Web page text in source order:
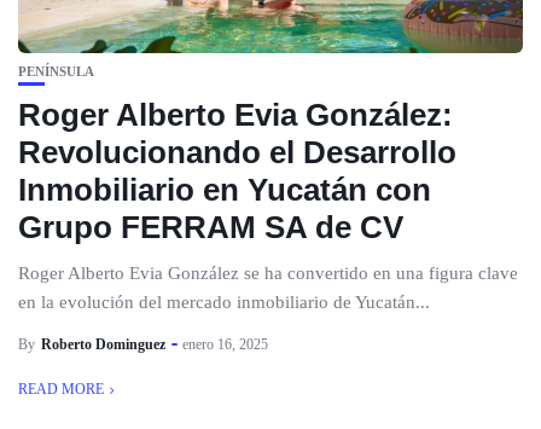
PENÍNSULA
Roger Alberto Evia González:
Revolucionando el Desarrollo
Inmobiliario en Yucatán con
Grupo FERRAM SA de CV
Roger Alberto Evia González se ha convertido en una figura clave
en la evolución del mercado inmobiliario de Yucatán...
By Roberto Dominguez enero 16, 2025
READ MORE